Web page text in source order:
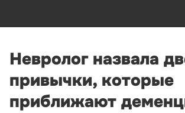
Невролог назвала
привычки, которые
приближают